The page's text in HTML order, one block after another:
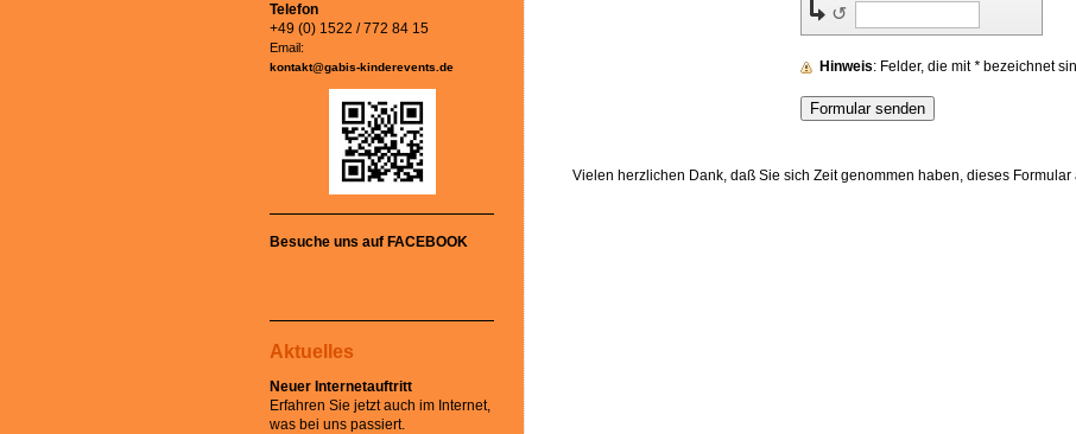
↺
Hinweis : Felder, die mit* bezeichnet
Vielen herzlichen Dank, daß Sie sich Zeit genommen haben, dieses Formular
Telefon
+49 (0) 1522 / 772 84 15
Email:
kontakt@gabis-kinderevents.de
Besuche uns auf FACEBOOK
Aktuelles
Neuer Internetauftritt
Erfahren Sie jetzt auch im Internet,
was bei uns passiert.